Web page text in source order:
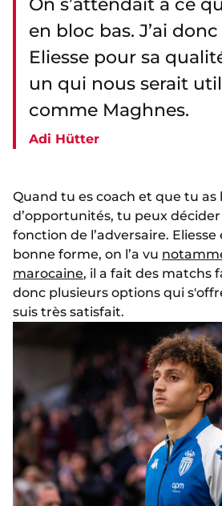
en bloc bas. J’ai
Eliesse pour sa
un qui nous serait
comme Maghnes.
Adi Hütter
Quand tu es coach et que tu as
d’opportunités, tu peux
fonction de l’adversaire.
bonne forme, on l’a vu
marocaine, il a fait des matchs
donc plusieurs options qui
suis très satisfait.